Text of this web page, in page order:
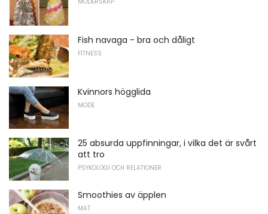
Fish navaga - bra och dåligt
FITNESS
Kvinnors högglida
MODE
25 absurda uppfinningar, i vilka det är svårt
att tro
PSYKOLOGI OCH RELATIONER
Smoothies av äpplen
MAT